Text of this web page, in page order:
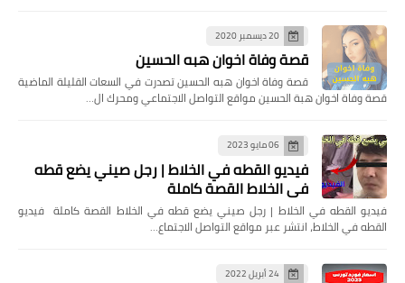
20 ديسمبر 2020
قصة وفاة اخوان هبه الحسين
قصة وفاة اخوان هبه الحسين تصدرت في السعات القليلة الماضية
قصة وفاة اخوان هبة الحسين مواقع التواصل الاجتماعي ومحرك ال…
06 مايو 2023
فيديو القطه في الخلاط | رجل صيني يضع قطه
في الخلاط القصة كاملة
فيديو القطه في الخلاط | رجل صيني يضع قطه في الخلاط القصة كاملة فيديو
القطه في الخلاط، انتشر عبر مواقع التواصل الاجتماع…
24 أبريل 2022